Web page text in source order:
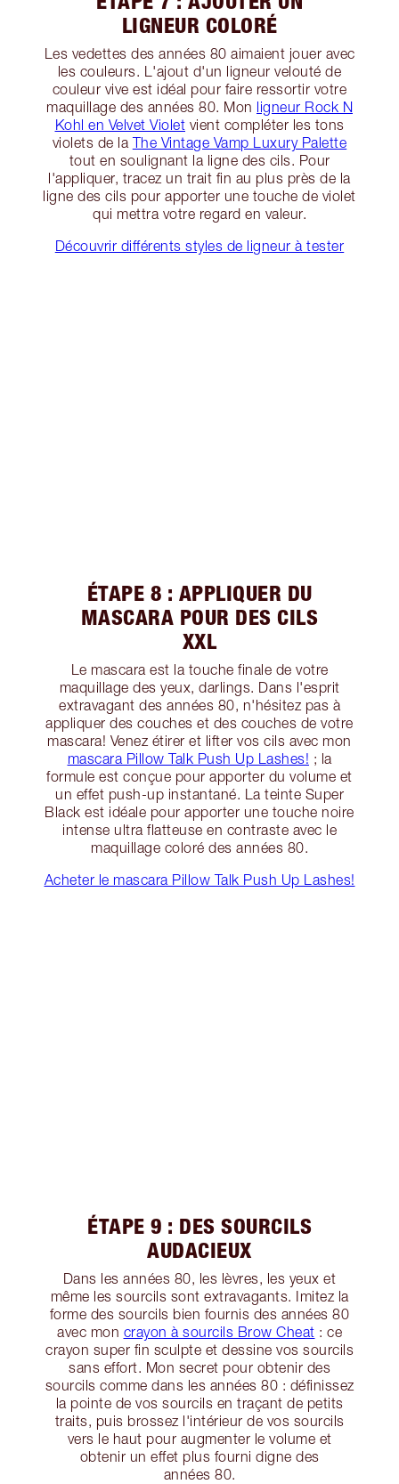
LIGNEUR COLORÉ
Les vedettes des années 80 aimaient jouer avec
les couleurs. L'ajout d'un ligneur velouté de
couleur vive est idéal pour faire ressortir votre
maquillage des années 80. Mon ligneur Rock N
Kohl en Velvet Violet vient compléter les tons
violets de la The Vintage Vamp Luxury Palette
tout en soulignant la ligne des cils. Pour
l'appliquer, tracez un trait fin au plus près de la
ligne des cils pour apporter une touche de violet
qui mettra votre regard en valeur.
Découvrir différents styles de ligneur à tester
ÉTAPE 8 : APPLIQUER DU
MASCARA POUR DES CILS
XXL
Le mascara est la touche finale de votre
maquillage des yeux, darlings. Dans l'esprit
extravagant des années 80, n'hésitez pas à
appliquer des couches et des couches de votre
mascara! Venez étirer et lifter vos cils avec mon
mascara Pillow Talk Push Up Lashes! ; la
formule est conçue pour apporter du volume et
un effet push-up instantané. La teinte Super
Black est idéale pour apporter une touche noire
intense ultra flatteuse en contraste avec le
maquillage coloré des années 80.
Acheter le mascara Pillow Talk Push Up Lashes!
ÉTAPE 9 : DES SOURCILS
AUDACIEUX
Dans les années 80, les lèvres, les yeux et
même les sourcils sont extravagants. Imitez la
forme des sourcils bien fournis des années 80
avec mon crayon à sourcils Brow Cheat : ce
crayon super fin sculpte et dessine vos sourcils
sans effort. Mon secret pour obtenir des
sourcils comme dans les années 80 : définissez
la pointe de vos sourcils en traçant de petits
traits, puis brossez l'intérieur de vos sourcils
vers le haut pour augmenter le volume et
obtenir un effet plus fourni digne des
années 80.